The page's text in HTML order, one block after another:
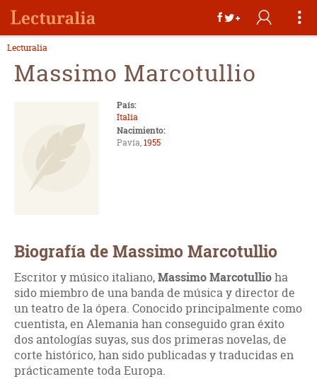
Lecturalia
Massimo Marcotullio
País:
Italia
Nacimiento:
Pavía,1955
Biografía de Massimo Marcotullio
Escritor y músico italiano,Massimo Marcotullioha
sido miembro de una banda de música y director de
un teatro de la ópera. Conocido principalmente como
cuentista, en Alemania han conseguido gran éxito
dos antologías suyas, sus dos primeras novelas, de
corte histórico, han sido publicadas y traducidas en
prácticamente toda Europa.